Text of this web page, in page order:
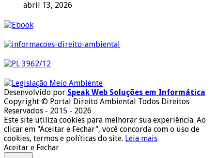
abril 13, 2026
Desenvolvido por Speak Web Soluções em Informática
Copyright © Portal Direito Ambiental Todos Direitos
Reservados - 2015 - 2026
Este site utiliza cookies para melhorar sua experiência. Ao
clicar em "Aceitar e Fechar", você concorda com o uso de
cookies, termos e políticas do site. Leia mais
Aceitar e Fechar